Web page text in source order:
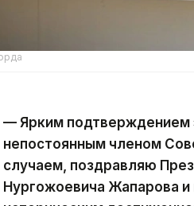
— Ярким подтверждением
непостоянным членом
случаем, поздравляю
Нургожоевича Жапарова и